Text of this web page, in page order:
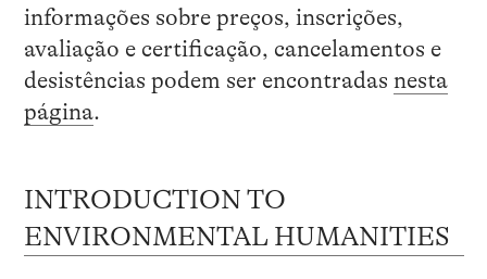
informações sobre preços, inscrições,
avaliação e certificação, cancelamentos e
desistências podem ser encontradas nesta
página.
INTRODUCTION TO
ENVIRONMENTAL HUMANITIES